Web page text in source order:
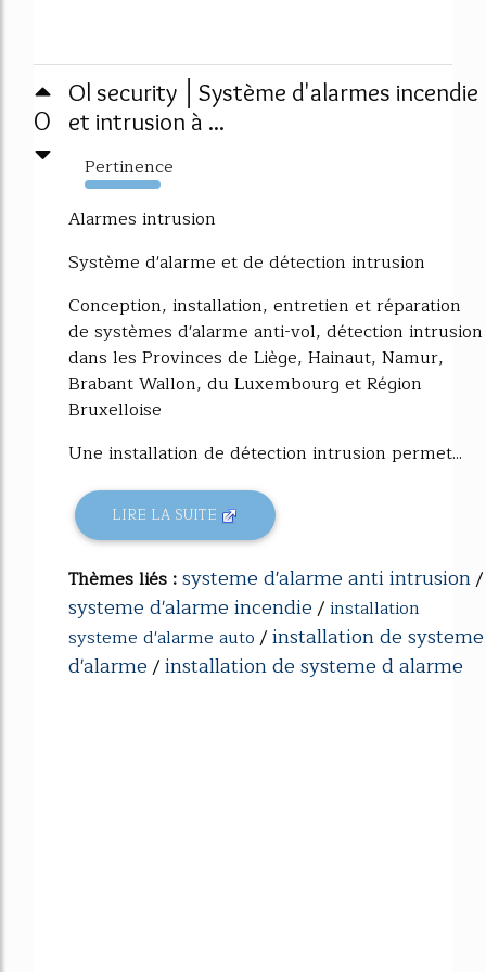
0
Ol security │Système d'alarmes incendie
et intrusion à ...
Pertinence
1407%
Alarmes intrusion
Système d'alarme et de détection intrusion
Conception, installation, entretien et réparation
de systèmes d'alarme anti-vol, détection intrusion
dans les Provinces de Liège, Hainaut, Namur,
Brabant Wallon, du Luxembourg et Région
Bruxelloise
Une installation de détection intrusion permet...
LIRE LA SUITE
Thèmes liés :systeme d'alarme anti intrusion/
systeme d'alarme incendie/installation
systeme d'alarme auto/installation de systeme
d'alarme/installation de systeme d alarme